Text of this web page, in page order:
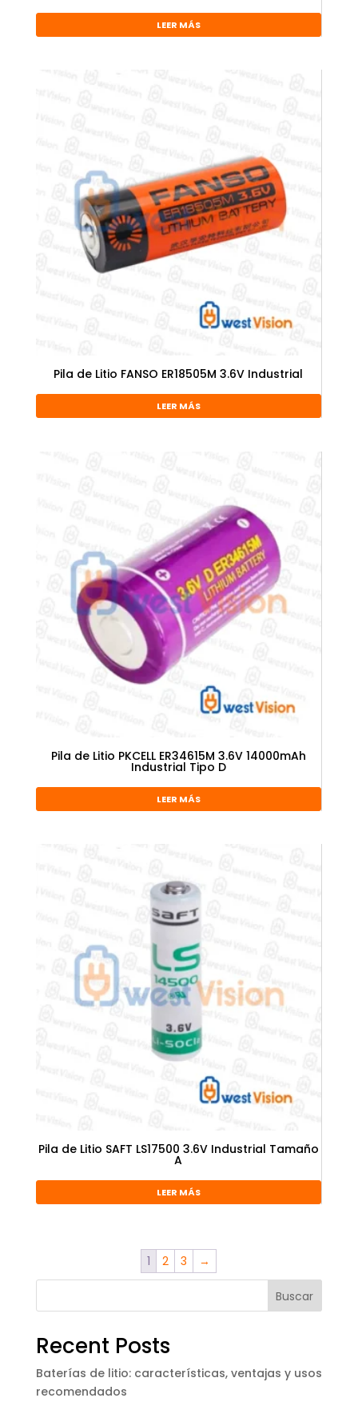
LEER MÁS
Pila de Litio FANSO ER18505M 3.6V Industrial
LEER MÁS
Pila de Litio PKCELL ER34615M 3.6V 14000mAh
Industrial Tipo D
LEER MÁS
Pila de Litio SAFT LS17500 3.6V Industrial Tamaño
A
LEER MÁS
1 2 3 →
Buscar
Recent Posts
Baterías de litio: características, ventajas y usos
recomendados